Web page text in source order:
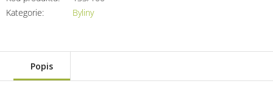
Kategorie: Byliny
Popis